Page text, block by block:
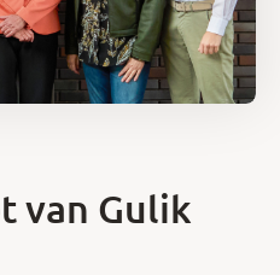
van Gulik